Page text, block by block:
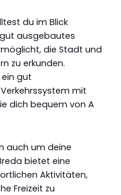
du im Blick
ausgebautes
die Stadt und
zu erkunden.
gut
mit
dich bequem von A
auch um deine
bietet eine
Aktivitäten,
Freizeit zu